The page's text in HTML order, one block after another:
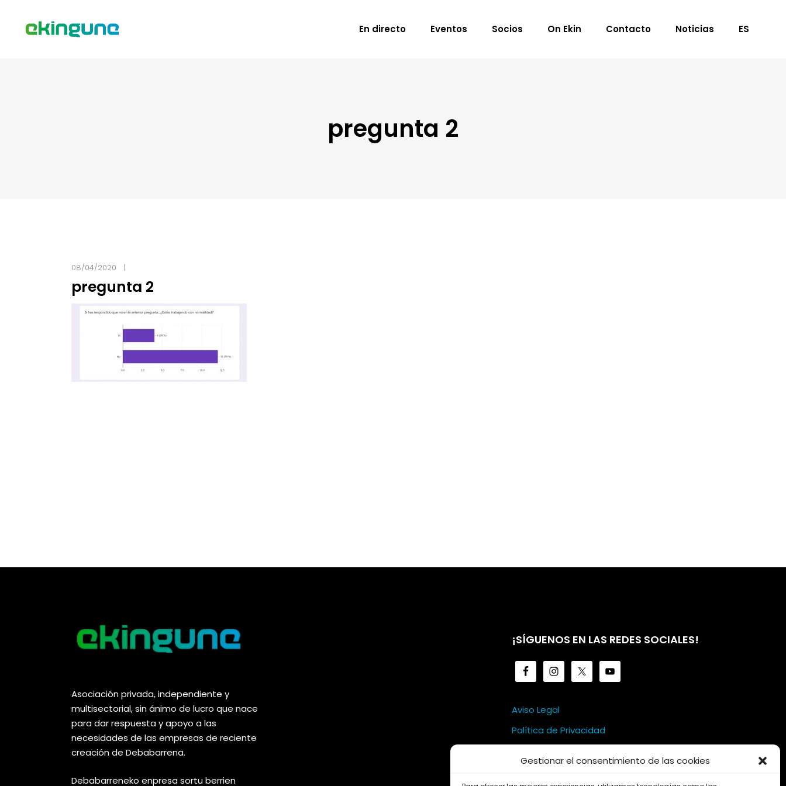
Gestionar el consentimiento de las cookies
En directo Eventos Socios On Ekin Contacto Noticias ES
pregunta 2
08/04/2020
pregunta 2
Asociación privada, independiente y
multisectorial, sin ánimo de lucro que nace
para dar respuesta y apoyo a las
necesidades de las empresas de reciente
creación de Debabarrena.
Debabarreneko enpresa sortu berrien
¡SÍGUENOS EN LAS REDES SOCIALES!
Aviso Legal
Política de Privacidad